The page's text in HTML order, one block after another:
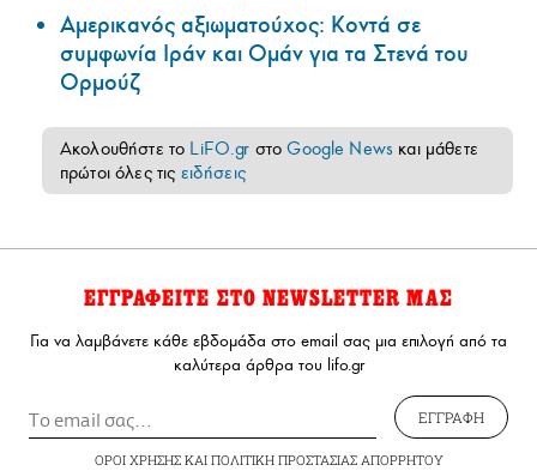
Αμερικανός αξιωματούχος: Κοντά σε
συμφωνία Ιράν και Ομάν για τα Στενά του
Ορμούζ
Ακολουθήστε το LiFO.gr στοGoogle News και μάθετε
πρώτοι όλες τις ειδήσεις
ΕΓΓΡΑΦΕΙΤΕ ΣΤΟ NEWSLETTER ΜΑΣ
Για να λαμβάνετε κάθε εβδομάδα στο email σας μια επιλογή από τα
καλύτερα άρθρα του lifo.gr
ΕΓΓΡΑΦΗ
ΟΡΟΙ ΧΡΗΣΗΣΚΑΙ ΠΟΛΙΤΙΚΗ ΠΡΟΣΤΑΣΙΑΣ ΑΠΟΡΡΗΤΟΥ